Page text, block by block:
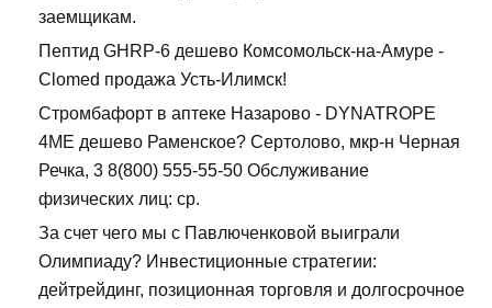
заемщикам.
Пептид GHRP-6 дешево Комсомольск-на-Амуре -
Clomed продажа Усть-Илимск!
Стромбафорт в аптеке Назарово - DYNATROPE
4ME дешево Раменское? Сертолово, мкр-н Черная
Речка, 3 8(800) 555-55-50 Обслуживание
физических лиц: ср.
За счет чего мы с Павлюченковой выиграли
Олимпиаду? Инвестиционные стратегии:
дейтрейдинг, позиционная торговля и долгосрочное